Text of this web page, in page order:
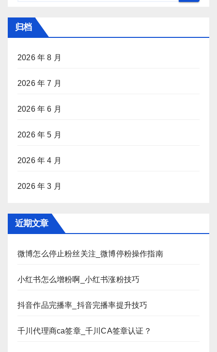
归档
2026 年 8 月
2026 年 7 月
2026 年 6 月
2026 年 5 月
2026 年 4 月
2026 年 3 月
近期文章
微博怎么停止粉丝关注_微博停粉操作指南
小红书怎么增粉啊_小红书涨粉技巧
抖音作品完播率_抖音完播率提升技巧
千川代理商ca签章_千川CA签章认证？